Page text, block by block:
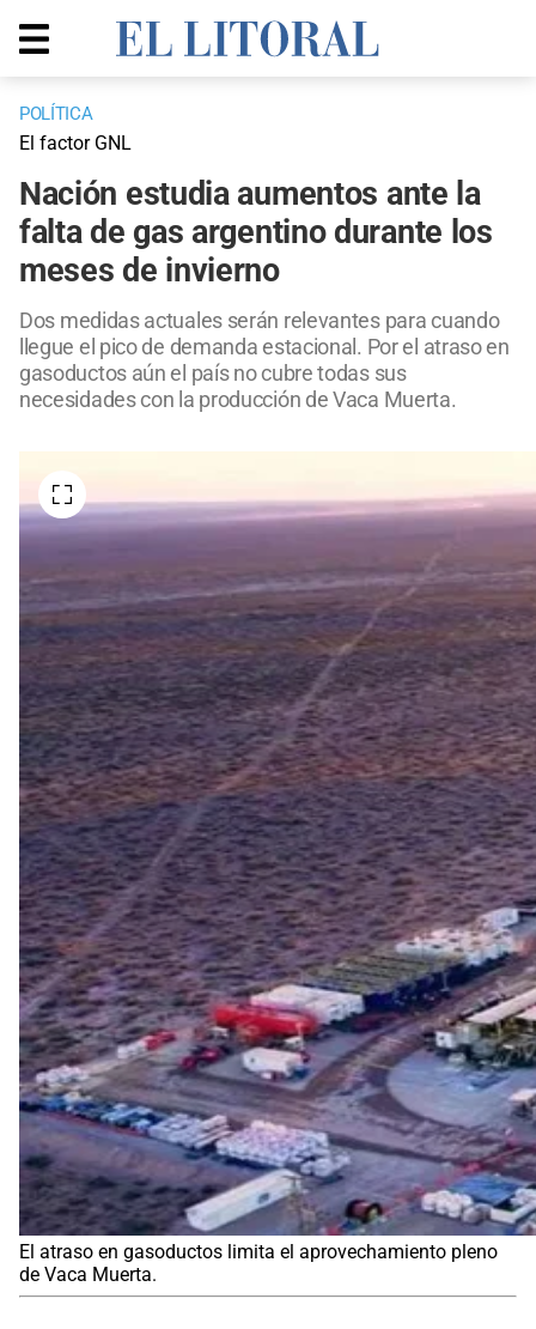
POLÍTICA
El factor GNL
Nación estudia aumentos ante la
falta de gas argentino durante los
meses de invierno
Dos medidas actuales serán relevantes para cuando
llegue el pico de demanda estacional. Por el atraso en
gasoductos aún el país no cubre todas sus
necesidades con la producción de Vaca Muerta.
El atraso en gasoductos limita el aprovechamiento pleno
de Vaca Muerta.